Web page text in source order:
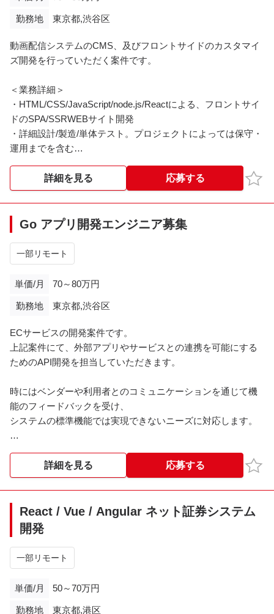
・設計
・テスト
・品質管理
【使用するAWSサービス】
・EC2
・Aurora PostgreSQL（＋PostGIS）
【開発環境】
・言語：Python、JavaScript
・フレームワーク：Django、jQuery
・API：Google Maps API
勤務地 東京都,渋谷区
動画配信システムのCMS、及びフロントサイドのカスタマイ
ズ開発を行っていただく案件です。
＜業務詳細＞
・HTML/CSS/JavaScript/node.js/Reactによる、フロントサイ
ドのSPA/SSRWEBサイト開発
・詳細設計/製造/単体テスト。プロジェクトによっては保守・
運用までを含む
顧客MTG同席の可能性あり
＜開発環境/使用技術等＞
・JavaScript、React、Node.js、Express/一部AWS
・Ajax、REST、サーバレスアーキテクチャ等
・PC MacBook Pro
詳細を見る 応募する お気
Go アプリ開発エンジニア募集
一部リモート
単価/月 70～80万円
勤務地 東京都,渋谷区
ECサービスの開発案件です。
上記案件にて、外部アプリやサービスとの連携を可能にする
ためのAPI開発を担当していただきます。
時にはベンダーや利用者とのコミュニケーションを通じて機
能のフィードバックを受け、
システムの標準機能では実現できないニーズに対応します。
能を実現し、
ユーザーにより価値あるソリューションを提供することを目
指して取り組んでいます。
これにより、ベンダーと利用者が期待する機能をシステムに
組み込み、より良いベネフィットを提供します。
チーム全体が協力し、ユーザー体験を向上させるための革新
的なソリューション開発に注力しています。
＜開発環境＞
・開発ツール：GitHub, IDE自由, Docker
詳細を見る 応募する お気
React / Vue / Angular ネット証券システム
開発
一部リモート
単価/月 50～70万円
勤務地 東京都,港区